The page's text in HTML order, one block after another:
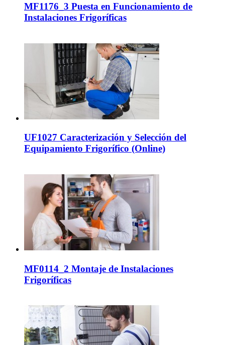
MF1176_3 Puesta en Funcionamiento de
Instalaciones Frigoríficas
UF1027 Caracterización y Selección del
Equipamiento Frigorífico (Online)
MF0114_2 Montaje de Instalaciones
Frigoríficas